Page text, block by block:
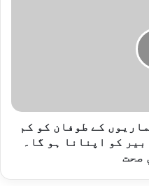
کے طوفان کو کم
کو اپنانا ہو گا۔
صحت